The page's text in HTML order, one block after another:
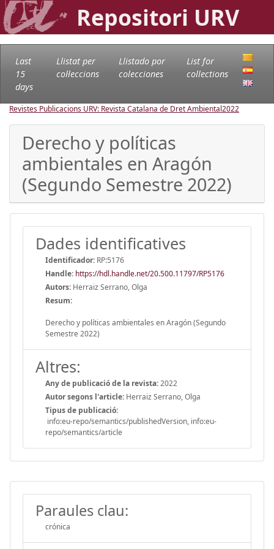
Repositori URV
Last
15
days
Llistat per
col·leccions
Llistado por
colecciones
List for
collections
Revistes Publicacions URV: Revista Catalana de Dret Ambiental2022
Derecho y políticas
ambientales en Aragón
(Segundo Semestre 2022)
Dades identificatives
Identificador: RP:5176
Handle: https://hdl.handle.net/20.500.11797/RP5176
Autors: Herraiz Serrano, Olga
Resum:
Derecho y políticas ambientales en Aragón (Segundo
Semestre 2022)
Altres:
Any de publicació de la revista:2022
Autor segons l'article: Herraiz Serrano, Olga
Tipus de publicació:
info:eu-repo/semantics/publishedVersion, info:eu-
repo/semantics/article
Paraules clau:
crónica